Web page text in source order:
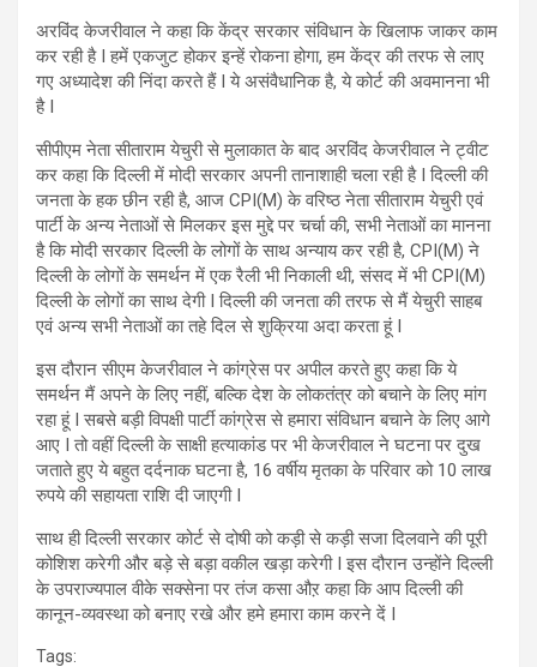
अरविंद केजरीवाल ने कहा कि केंद्र सरकार संविधान के खिलाफ जाकर काम
कर रही है I हमें एकजुट होकर इन्हें रोकना होगा, हम केंद्र की तरफ से लाए
गए अध्यादेश की निंदा करते हैं I ये असंवैधानिक है, ये कोर्ट की अवमानना भी
है I
सीपीएम नेता सीताराम येचुरी से मुलाकात के बाद अरविंद केजरीवाल ने ट्वीट
कर कहा कि दिल्ली में मोदी सरकार अपनी तानाशाही चला रही है I दिल्ली की
जनता के हक छीन रही है, आज CPI(M) के वरिष्ठ नेता सीताराम येचुरी एवं
पार्टी के अन्य नेताओं से मिलकर इस मुद्दे पर चर्चा की, सभी नेताओं का मानना
है कि मोदी सरकार दिल्ली के लोगों के साथ अन्याय कर रही है, CPI(M) ने
दिल्ली के लोगों के समर्थन में एक रैली भी निकाली थी, संसद में भी CPI(M)
दिल्ली के लोगों का साथ देगी I दिल्ली की जनता की तरफ से मैं येचुरी साहब
एवं अन्य सभी नेताओं का तहे दिल से शुक्रिया अदा करता हूं I
इस दौरान सीएम केजरीवाल ने कांग्रेस पर अपील करते हुए कहा कि ये
समर्थन मैं अपने के लिए नहीं, बल्कि देश के लोकतंत्र को बचाने के लिए मांग
रहा हूं I सबसे बड़ी विपक्षी पार्टी कांग्रेस से हमारा संविधान बचाने के लिए आगे
आए I तो वहीं दिल्ली के साक्षी हत्याकांड पर भी केजरीवाल ने घटना पर दुख
जताते हुए ये बहुत दर्दनाक घटना है, 16 वर्षीय मृतका के परिवार को 10 लाख
रुपये की सहायता राशि दी जाएगी I
साथ ही दिल्ली सरकार कोर्ट से दोषी को कड़ी से कड़ी सजा दिलवाने की पूरी
कोशिश करेगी और बड़े से बड़ा वकील खड़ा करेगी I इस दौरान उन्होंने दिल्ली
के उपराज्यपाल वीके सक्सेना पर तंज कसा औऱ कहा कि आप दिल्ली की
कानून-व्यवस्था को बनाए रखे और हमे हमारा काम करने दें I
Tags: